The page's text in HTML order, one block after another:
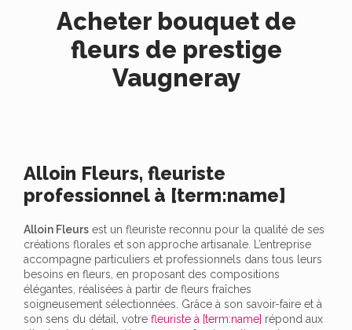
Acheter bouquet de
fleurs de prestige
Vaugneray
Alloin Fleurs, fleuriste
professionnel à [term:name]
Alloin Fleurs est un fleuriste reconnu pour la qualité de ses
créations florales et son approche artisanale. L’entreprise
accompagne particuliers et professionnels dans tous leurs
besoins en fleurs, en proposant des compositions
élégantes, réalisées à partir de fleurs fraîches
soigneusement sélectionnées. Grâce à son savoir-faire et à
son sens du détail, votre fleuriste à [term:name] répond aux